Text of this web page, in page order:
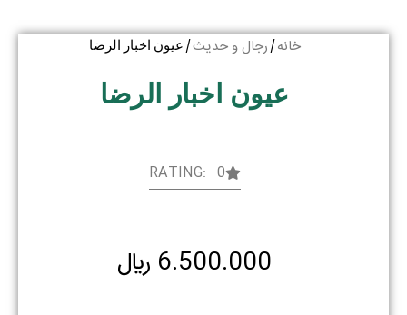
خانه/ رجال و حدیث/ عیون اخبار الرضا
عیون اخبار الرضا
RATING: 0
6.500.000 ﷼